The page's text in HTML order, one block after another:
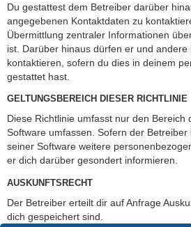
Du gestattest dem Betreiber darüber
angegebenen Kontaktdaten zu
Übermittlung zentraler Informationen
ist. Darüber hinaus dürfen er und andere
kontaktieren, sofern du dies in deinem
gestattet hast.
GELTUNGSBEREICH DIESER RICHTLINIE
Diese Richtlinie umfasst nur den Bereich
Software umfassen. Sofern der
seiner Software weitere
er dich darüber gesondert informieren.
AUSKUNFTSRECHT
Der Betreiber erteilt dir auf Anfrage
dich gespeichert sind.